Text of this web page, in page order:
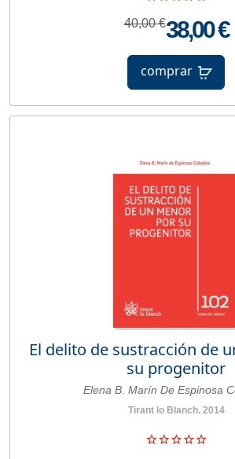
40,00 €38,00 €
comprar
El delito de sustracción de
su progenitor
Elena B. Marín De Espinosa
Tirant lo Blanch. 2014